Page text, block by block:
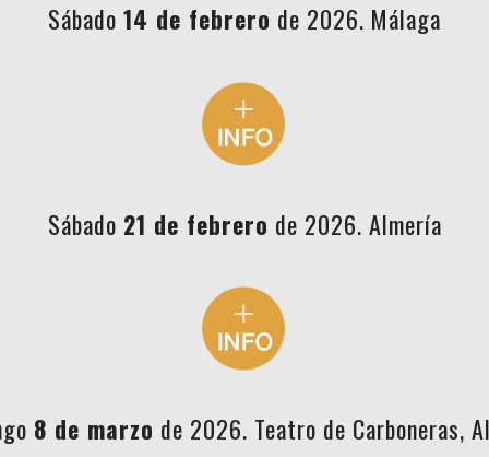
Sábado 14 de febrero de 2026. Málaga
Sábado 21 de febrero de 2026. Almería
8 de marzo de 2026. Teatro de Carboneras,